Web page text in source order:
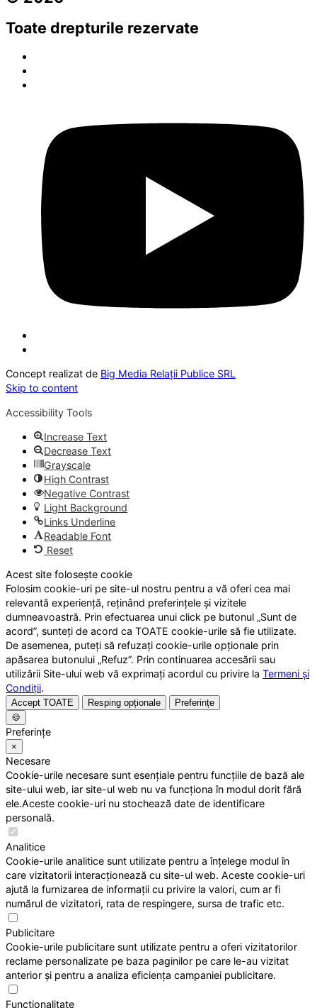
Toate drepturile rezervate
Concept realizat de Big Media Relații Publice SRL
Skip to content
Accessibility Tools
Increase Text
Decrease Text
Grayscale
High Contrast
Negative Contrast
Light Background
Links Underline
Readable Font
Reset
Acest site folosește cookie
Folosim cookie-uri pe site-ul nostru pentru a vă oferi cea mai
relevantă experiență, reținând preferințele și vizitele
dumneavoastră. Prin efectuarea unui click pe butonul „Sunt de
acord”, sunteți de acord ca TOATE cookie-urile să fie utilizate.
De asemenea, puteți să refuzați cookie-urile opționale prin
apăsarea butonului „Refuz”. Prin continuarea accesării sau
utilizării Site-ului web vă exprimați acordul cu privire la Termeni și
Condiții.
Accept TOATE Resping opționale
Preferințe
🍪
Preferințe
×
Necesare
Cookie-urile necesare sunt esențiale pentru funcțiile de bază ale
site-ului web, iar site-ul web nu va funcționa în modul dorit fără
ele.Aceste cookie-uri nu stochează date de identificare
personală.
Analitice
Cookie-urile analitice sunt utilizate pentru a înțelege modul în
care vizitatorii interacționează cu site-ul web. Aceste cookie-uri
ajută la furnizarea de informații cu privire la valori, cum ar fi
numărul de vizitatori, rata de respingere, sursa de trafic etc.
Publicitare
Cookie-urile publicitare sunt utilizate pentru a oferi vizitatorilor
reclame personalizate pe baza paginilor pe care le-au vizitat
anterior și pentru a analiza eficiența campaniei publicitare.
Funcționalitate